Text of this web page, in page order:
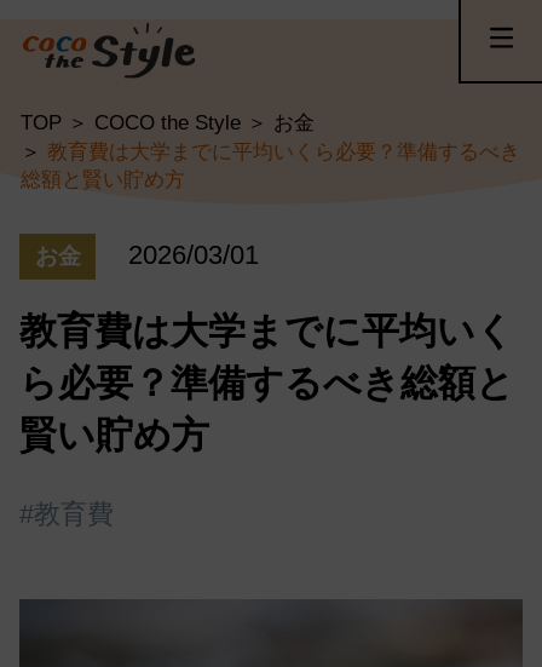
TOP COCO the Style
お金
教育費は大学までに平均いくら必要？準備するべき
総額と賢い貯め方
お金 2026/03/01
教育費は大学までに平均いく
ら必要？準備するべき総額と
賢い貯め方
#教育費